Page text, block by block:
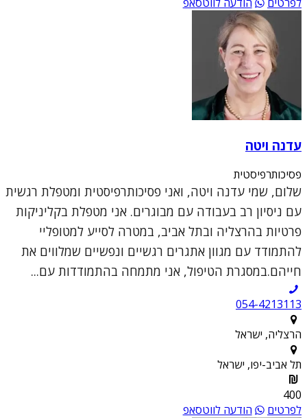
עדנה ויטה
פסיכותרפיסטית
שלום, שמי עדנה ויטה, ואני פסיכותרפיסטית ומטפלת רגשית
עם ניסיון רב בעבודה עם מבוגרים. אני מטפלת בקליניקות
פרטיות בהרצליה ובתל אביב, במטרה לסייע למטופליי
להתמודד עם מגוון אתגרים רגשיים ונפשיים שמלווים את
חייהם.במסגרת הטיפול, אני מתמחה בהתמודדות עם...
054-4213113
הרצליה, ישראל
תל אביב-יפו, ישראל
400
לפרטים
הודעה לווטסאפ